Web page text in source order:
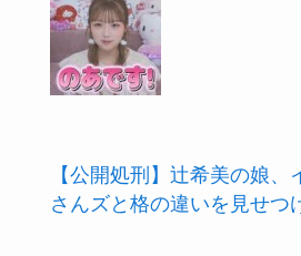
【公開処刑】辻希美の娘
さんズと格の違いを見せつ